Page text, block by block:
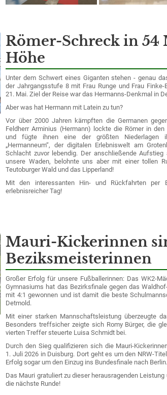
Römer-Schreck in 54
Höhe
Unter dem Schwert eines Giganten stehen - genau
der Jahrgangsstufe 8 mit Frau Runge und Frau Finke-
21. Mai. Ziel der Reise war das Hermanns-Denkmal in
Aber was hat Hermann mit Latein zu tun?
Vor über 2000 Jahren kämpften die Germanen
Feldherr Arminius (Hermann) lockte die Römer in den
und fügte ihnen eine der größten Niederlagen
„Hermanneum“, der digitalen Erlebniswelt am
Schlacht zuvor lebendig. Der anschließende
unsere Waden, belohnte uns aber mit einer tollen
Teutoburger Wald und das Lipperland!
Mit den interessanten Hin- und Rückfahrten per
erlebnisreicher Tag!
Mauri-Kickerinnen
Beziksmeisterinnen
Großer Erfolg für unsere Fußballerinnen: Das WK2-
Gymnasiums hat das Bezirksfinale gegen das
mit 4:1 gewonnen und ist damit die beste
Detmold.
Mit einer starken Mannschaftsleistung überzeugte
Besonders treffsicher zeigte sich Romy Bürger, die
vierten Treffer steuerte Luisa Schmidt bei.
Durch den Sieg qualifizieren sich die Mauri-
1. Juli 2026 in Duisburg. Dort geht es um den NRW-
Erfolg sogar um den Einzug ins Bundesfinale nach Berlin.
Das Mauri gratuliert zu dieser herausragenden
die nächste Runde!